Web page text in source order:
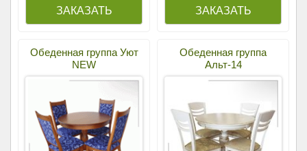
Обеденная группа Уют
NEW
Обеденная группа
Альт-14